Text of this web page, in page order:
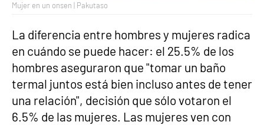
Mujer en un onsen | Pakutaso
La diferencia entre hombres y mujeres radica
en cuándo se puede hacer: el 25.5% de los
hombres aseguraron que "tomar un baño
termal juntos está bien incluso antes de tener
una relación", decisión que sólo votaron el
6.5% de las mujeres. Las mujeres ven con